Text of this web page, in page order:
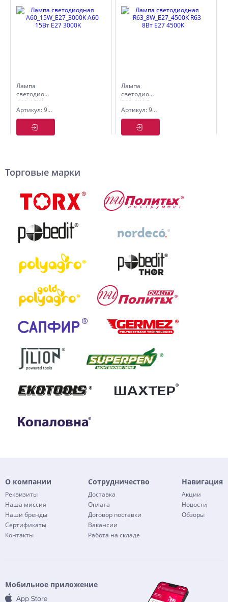
Лампа
светодиодная
A60_15W_E27_3000K
A60 15Вт
E27 3000K
Артикул: 9513019
Лампа
светодиодная
R63_8W_E27_4500K
R63 8Вт
E27 4500K
Артикул: 9510020
Торговые марки
О компании
Реквизиты
Наша миссия
Наши бренды
Сертификаты
Контакты
Сотрудничество
Доставка
Оплата
Договор поставки
Вакансии
Работа на складе
Навигация
Акции
Новости
Обзоры
Мобильное приложение